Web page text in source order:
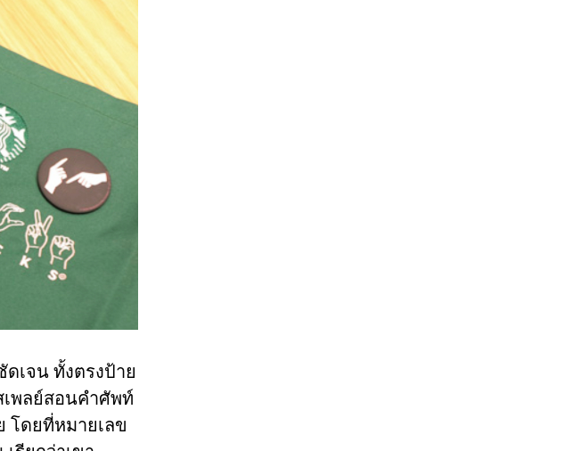
เจน ทั้งตรงป้าย
พลย์สอนคำศัพท์
โดยที่หมายเลข